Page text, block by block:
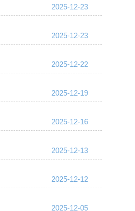
2025-12-23
2025-12-23
2025-12-22
2025-12-19
2025-12-16
2025-12-13
2025-12-12
2025-12-05